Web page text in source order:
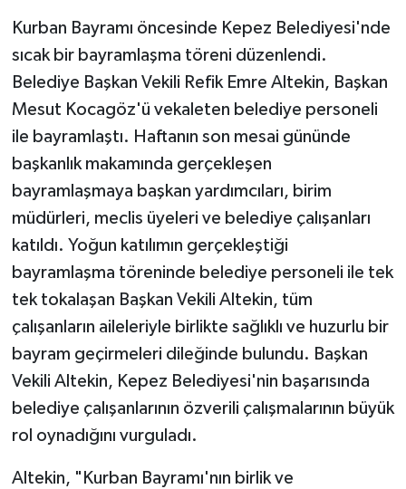
Kurban Bayramı öncesinde Kepez Belediyesi'nde
sıcak bir bayramlaşma töreni düzenlendi.
Belediye Başkan Vekili Refik Emre Altekin, Başkan
Mesut Kocagöz'ü vekaleten belediye personeli
ile bayramlaştı. Haftanın son mesai gününde
başkanlık makamında gerçekleşen
bayramlaşmaya başkan yardımcıları, birim
müdürleri, meclis üyeleri ve belediye çalışanları
katıldı. Yoğun katılımın gerçekleştiği
bayramlaşma töreninde belediye personeli ile tek
tek tokalaşan Başkan Vekili Altekin, tüm
çalışanların aileleriyle birlikte sağlıklı ve huzurlu bir
bayram geçirmeleri dileğinde bulundu. Başkan
Vekili Altekin, Kepez Belediyesi'nin başarısında
belediye çalışanlarının özverili çalışmalarının büyük
rol oynadığını vurguladı.
Altekin, "Kurban Bayramı'nın birlik ve